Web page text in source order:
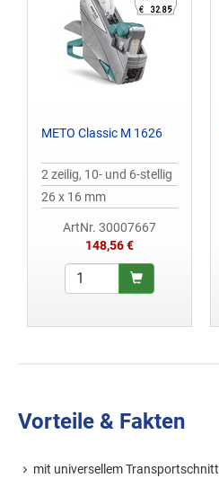
METO Classic M 1626
2 zeilig, 10- und 6-stellig
26 x 16 mm
ArtNr. 30007667
148,56 €
Vorteile & Fakten
mit universellem Transportschnitt